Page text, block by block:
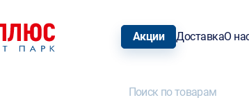
Акции ДоставкаО